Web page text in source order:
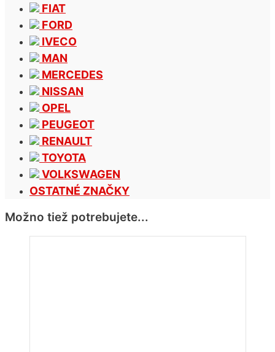
FIAT
FORD
IVECO
MAN
MERCEDES
NISSAN
OPEL
PEUGEOT
RENAULT
TOYOTA
VOLKSWAGEN
OSTATNÉ ZNAČKY
Možno tiež potrebujete...